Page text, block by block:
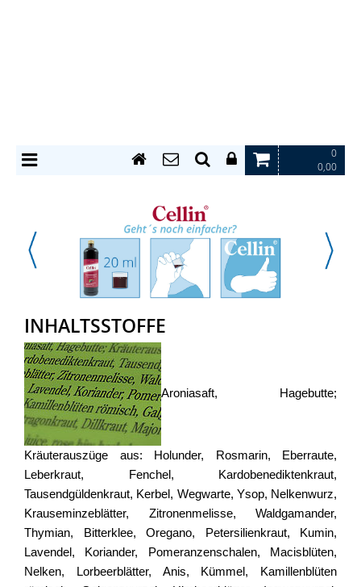
0
0,00
INHALTSSTOFFE
Aroniasaft, Hagebutte;
Kräuterauszüge aus: Holunder, Rosmarin, Eberraute,
Leberkraut, Fenchel, Kardobenediktenkraut,
Tausendgüldenkraut, Kerbel, Wegwarte, Ysop, Nelkenwurz,
Krauseminzeblätter, Zitronenmelisse, Waldgamander,
Thymian, Bitterklee, Oregano, Petersilienkraut, Kumin,
Lavendel, Koriander, Pomeranzenschalen, Macisblüten,
Nelken, Lorbeerblätter, Anis, Kümmel, Kamillenblüten